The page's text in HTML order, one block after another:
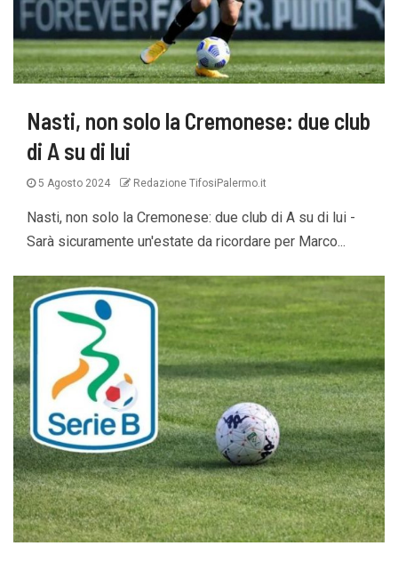
Nasti, non solo la Cremonese: due club
di A su di lui
5 Agosto 2024 Redazione TifosiPalermo.it
Nasti, non solo la Cremonese: due club di A su di lui -
Sarà sicuramente un'estate da ricordare per Marco...